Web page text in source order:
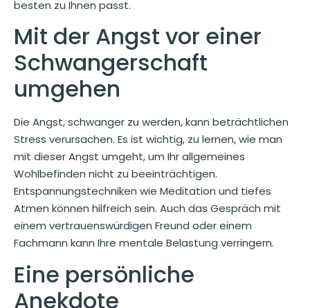
besten zu Ihnen passt.
Mit der Angst vor einer
Schwangerschaft
umgehen
Die Angst, schwanger zu werden, kann beträchtlichen
Stress verursachen. Es ist wichtig, zu lernen, wie man
mit dieser Angst umgeht, um Ihr allgemeines
Wohlbefinden nicht zu beeinträchtigen.
Entspannungstechniken wie Meditation und tiefes
Atmen können hilfreich sein. Auch das Gespräch mit
einem vertrauenswürdigen Freund oder einem
Fachmann kann Ihre mentale Belastung verringern.
Eine persönliche
Anekdote